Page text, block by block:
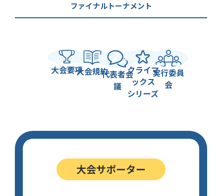
ファイナルトーナメント
大会要項大会規約代表者会
議
クライマ
ックス
シリーズ
実行委員
会
大会サポーター